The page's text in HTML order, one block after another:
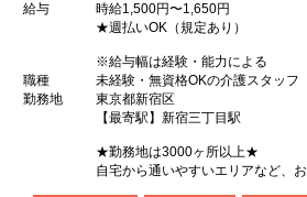
給与
時給1,500円〜1,650円
★週払いOK（規定あり）
※給与幅は経験・能力による
職種
未経験・無資格OKの介護スタッフ
勤務地
東京都新宿区
【最寄駅】新宿三丁目駅
★勤務地は3000ヶ所以上★
自宅から通いやすいエリアなど、